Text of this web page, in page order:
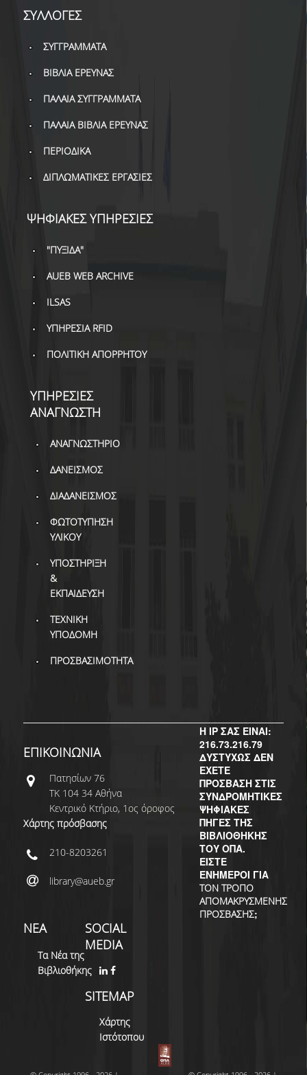
ΣΥΛΛΟΓΕΣ
ΣΥΓΓΡΑΜΜΑΤΑ
ΒΙΒΛΙΑ ΕΡΕΥΝΑΣ
ΠΑΛΑΙΑ ΣΥΓΓΡΑΜΜΑΤΑ
ΠΑΛΑΙΑ ΒΙΒΛΙΑ ΕΡΕΥΝΑΣ
ΠΕΡΙΟΔΙΚΑ
ΔΙΠΛΩΜΑΤΙΚΕΣ ΕΡΓΑΣΙΕΣ
ΨΗΦΙΑΚΕΣ ΥΠΗΡΕΣΙΕΣ
"ΠΥΞΙΔΑ"
AUEB WEB ARCHIVE
ILSAS
ΥΠΗΡΕΣΙΑ RFID
ΠΟΛΙΤΙΚΗ ΑΠΟΡΡΗΤΟΥ
ΥΠΗΡΕΣΙΕΣ
ΑΝΑΓΝΩΣΤΗ
ΑΝΑΓΝΩΣΤΗΡΙΟ
ΔΑΝΕΙΣΜΟΣ
ΔΙΑΔΑΝΕΙΣΜΟΣ
ΦΩΤΟΤΥΠΗΣΗ
ΥΛΙΚΟΥ
ΥΠΟΣΤΗΡΙΞΗ
&
ΕΚΠΑΙΔΕΥΣΗ
ΤΕΧΝΙΚΗ
ΥΠΟΔΟΜΗ
ΠΡΟΣΒΑΣΙΜΟΤΗΤΑ
Η IP ΣΑΣ ΕΙΝΑΙ:
216.73.216.79
ΔΥΣΤΥΧΩΣ ΔΕΝ
ΕΧΕΤΕ
ΠΡΟΣΒΑΣΗ ΣΤΙΣ
ΣΥΝΔΡΟΜΗΤΙΚΕΣ
ΨΗΦΙΑΚΕΣ
ΠΗΓΕΣ ΤΗΣ
ΒΙΒΛΙΟΘΗΚΗΣ
ΤΟΥ ΟΠΑ.
ΕΙΣΤΕ
ΕΝΗΜΕΡΟΙ ΓΙΑ
ΤΟΝ ΤΡΟΠΟ
ΑΠΟΜΑΚΡΥΣΜΕΝΗΣ
ΠΡΟΣΒΑΣΗΣ;
ΕΠΙΚΟΙΝΩΝΙΑ
Πατησίων 76
ΤΚ 104 34 Αθήνα
Κεντρικό Κτήριο, 1ος όροφος
Χάρτης πρόσβασης
210-8203261
library@aueb.gr
ΝΕΑ
Τα Νέα της
Βιβλιοθήκης
SOCIAL
MEDIA
SITEMAP
Χάρτης
Ιστότοπου